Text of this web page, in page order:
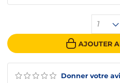
Donner votre
1
AJOUTER